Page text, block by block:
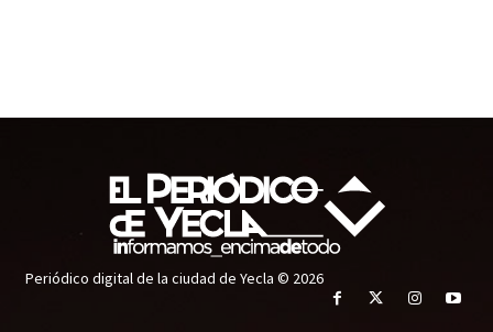
Periódico digital de la ciudad de Yecla © 2026